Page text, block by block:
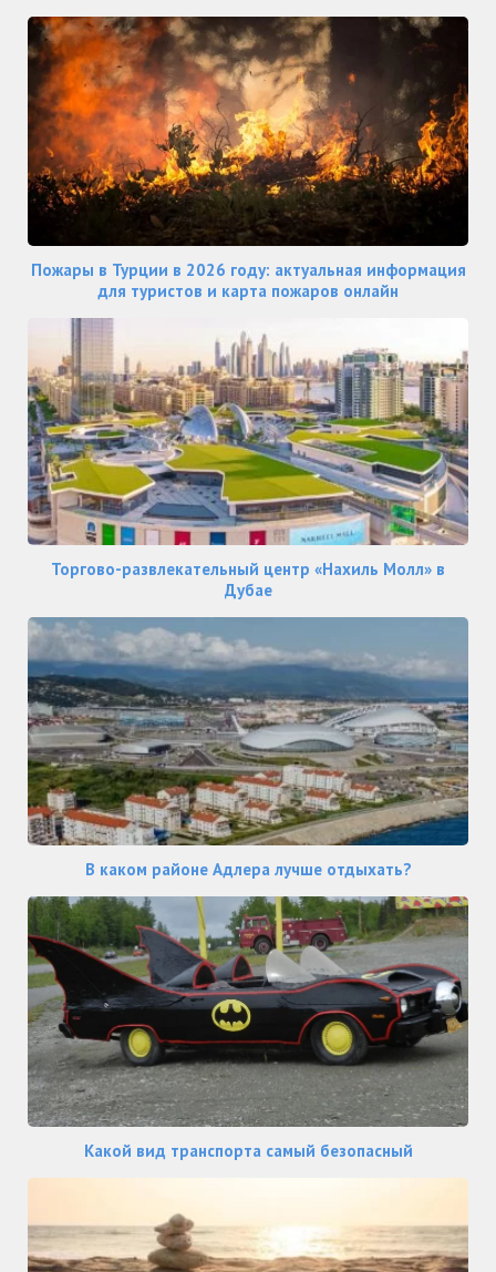
Пожары в Турции в 2026 году: актуальная информация
для туристов и карта пожаров онлайн
Торгово-развлекательный центр «Нахиль Молл» в
Дубае
В каком районе Адлера лучше отдыхать?
Какой вид транспорта самый безопасный